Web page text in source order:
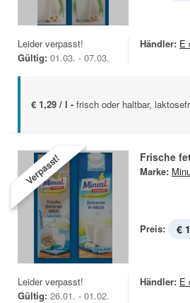
Leider verpasst!
Gültig: 01.03. - 07.03.
Händler: E
€ 1,29 / l - frisch oder haltbar,
Verpasst! Frische
Marke:
Preis: €
Leider verpasst!
Gültig: 26.01. - 01.02.
Händler: E